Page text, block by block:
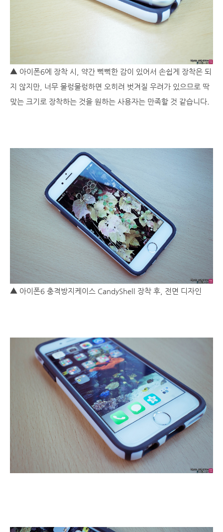
▲ 아이폰6에 장착 시, 약간 뻑뻑한 감이 있어서 손쉽게 장착은 되
지 않지만, 너무 물렁물렁하면 오히려 벗겨질 우려가 있으므로 딱
맞는 크기로 장착하는 것을 원하는 사용자는 만족할 것 같습니다.
▲ 아이폰6 충격방지케이스 CandyShell 장착 후, 전면 디자인